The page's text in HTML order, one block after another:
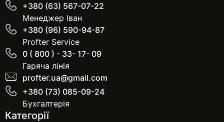
+380 (63) 567-07-22
Менеджер Іван
+380 (96) 590-94-87
Profter Service
0 ( 800 ) - 33- 17- 09
Гаряча лінія
profter.ua@gmail.com
+380 (73) 085-09-24
Бухгалтерія
Категорії